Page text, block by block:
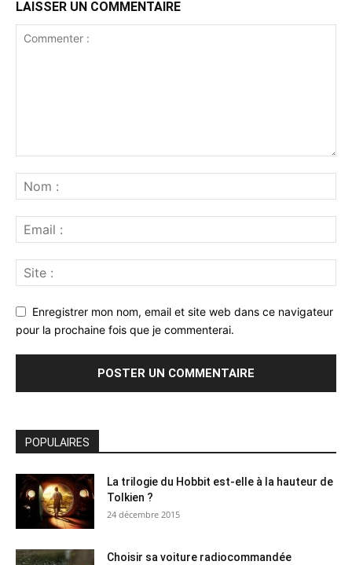
LAISSER UN COMMENTAIRE
Enregistrer mon nom, email et site web dans ce navigateur
pour la prochaine fois que je commenterai.
POPULAIRES
La trilogie du Hobbit est-elle à la hauteur de
Tolkien ?
24 décembre 2015
Choisir sa voiture radiocommandée